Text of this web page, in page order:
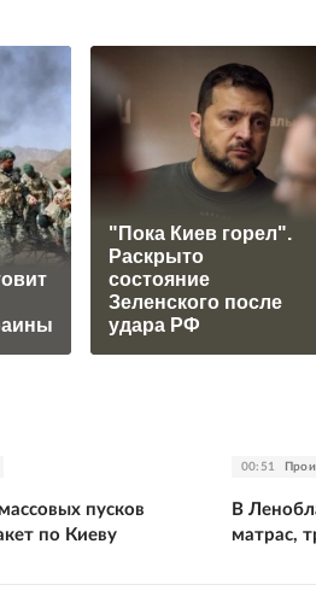
"Пока Киев горел".
Раскрыто
состояние
Зеленского после
удара РФ
пусков
по Киеву
00:51
В
матрас,